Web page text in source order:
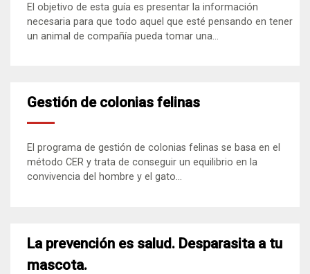
El objetivo de esta guía es presentar la información
necesaria para que todo aquel que esté pensando en tener
un animal de compañía pueda tomar una...
Gestión de colonias felinas
El programa de gestión de colonias felinas se basa en el
método CER y trata de conseguir un equilibrio en la
convivencia del hombre y el gato...
La prevención es salud. Desparasita a tu
mascota.